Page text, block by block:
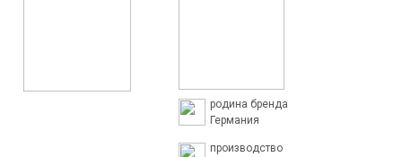
родина бренда
Германия
производство